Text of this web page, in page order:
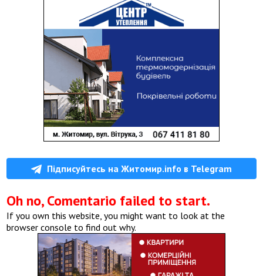
Підписуйтесь на Житомир.info в Telegram
Oh no, Comentario failed to start.
If you own this website, you might want to look at the
browser console to find out why.